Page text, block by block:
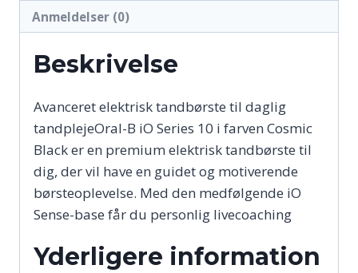
Anmeldelser (0)
Beskrivelse
Avanceret elektrisk tandbørste til daglig
tandplejeOral-B iO Series 10 i farven Cosmic
Black er en premium elektrisk tandbørste til
dig, der vil have en guidet og motiverende
børsteoplevelse. Med den medfølgende iO
Sense-base får du personlig livecoaching
Yderligere information